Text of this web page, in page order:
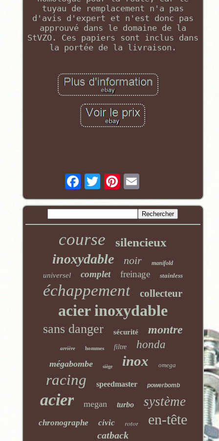
tuyau de remplacement n'a pas
d'avis d'expert et n'est donc pas
approuvé dans le domaine de la
StVZO. Ces papiers sont inclus dans
la portée de la livraison.
course silencieux
inoxydable noir manifold
universel complet freinage stainless
échappement collecteur
acier inoxydable
sans danger sécurité montre
arrière hommes filtre honda
mégabombe siège inox omega
racing speedmaster powerbomb
acier megan turbo système
chronographe civic rotor en-tête
catback